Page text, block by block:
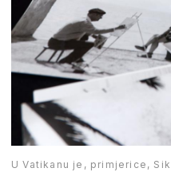
U Vatikanu je, primjerice,